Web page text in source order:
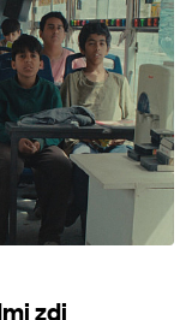
zdi